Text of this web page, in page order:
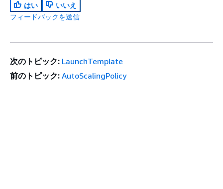
はい
いいえ
フィードバックを送信
次のトピック: LaunchTemplate
前のトピック: AutoScalingPolicy